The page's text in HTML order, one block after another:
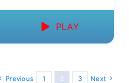
PLAY
Previous 1 2 3 Next